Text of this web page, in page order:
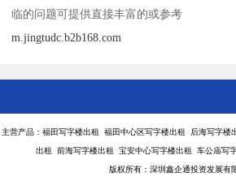
临的问题可提供直接丰富的或参考
m.jingtudc.b2b168.com
主营产品：福田写字楼出租 福田中心区写字楼出租 后海写字
出租 前海写字楼出租 宝安中心写字楼出租 车公庙写
版权所有：深圳鑫企通投资发展有